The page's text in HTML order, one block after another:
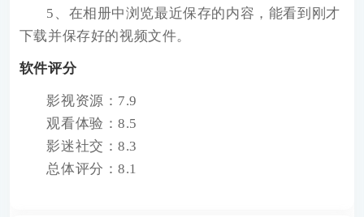
5、在相册中浏览最近保存的内容，能看到刚才
下载并保存好的视频文件。
软件评分
影视资源：7.9
观看体验：8.5
影迷社交：8.3
总体评分：8.1